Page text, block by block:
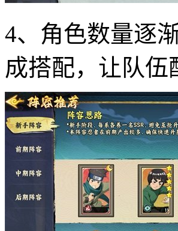
4、角色数量逐
成搭配，让队伍